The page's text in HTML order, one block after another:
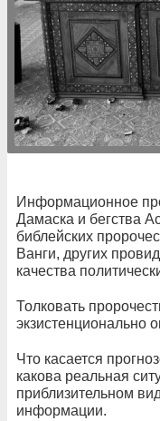
Информационное
Дамаска и бегства
библейских
Ванги, других
качества
Толковать
экзистенционально
Что касается
какова реальная
приблизительном
информации.